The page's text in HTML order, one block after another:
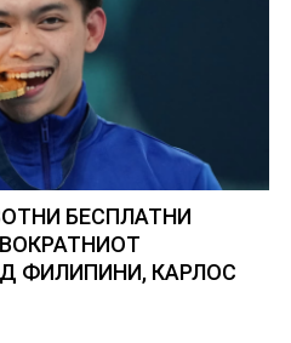
БЕСПЛАТНИ
ФИЛИПИНИ, КАРЛОС